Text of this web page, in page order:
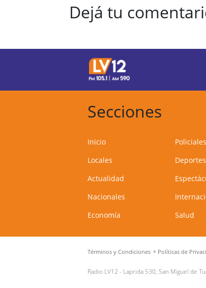
Dejá tu
Secciones
Inicio
Locales
Actualidad
Nacionales
Economía
Policiales
Deportes
Salud
Términos y Condiciones Políticas de
Radio LV12 - Laprida 530, San Miguel de